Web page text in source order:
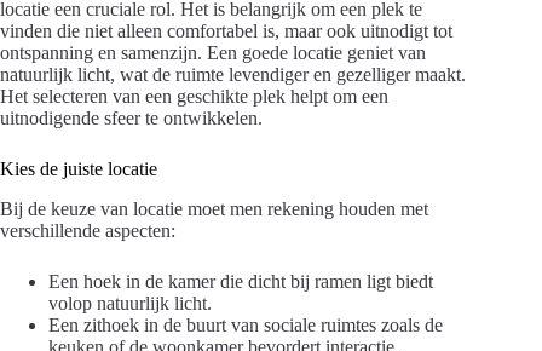
locatie een cruciale rol. Het is belangrijk om een plek te
vinden die niet alleen comfortabel is, maar ook uitnodigt tot
ontspanning en samenzijn. Een goede locatie geniet van
natuurlijk licht, wat de ruimte levendiger en gezelliger maakt.
Het selecteren van een geschikte plek helpt om een
uitnodigende sfeer te ontwikkelen.
Kies de juiste locatie
Bij de keuze van locatie moet men rekening houden met
verschillende aspecten:
Een hoek in de kamer die dicht bij ramen ligt biedt
volop natuurlijk licht.
Een zithoek in de buurt van sociale ruimtes zoals de
keuken of de woonkamer bevordert interactie.